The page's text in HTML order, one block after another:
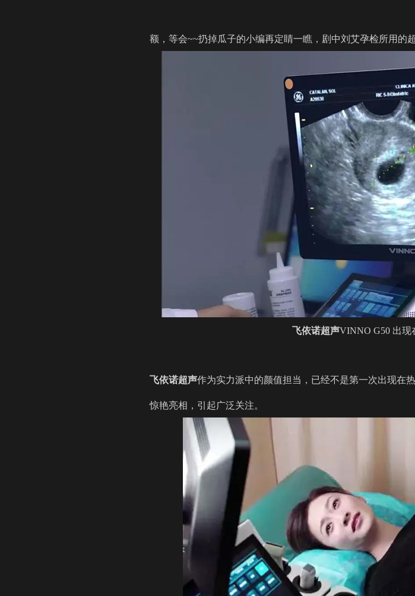
额，等会~~扔掉瓜子的小编再定睛一瞧，剧中刘艾孕检所用的
飞依诺超声VINNO G50 出现
飞依诺超声作为实力派中的颜值担当，已经不是第一次出现在
惊艳亮相，引起广泛关注。